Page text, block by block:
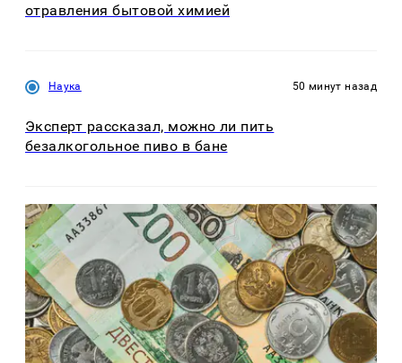
отравления бытовой химией
Наука 50 минут назад
Эксперт рассказал, можно ли пить
безалкогольное пиво в бане